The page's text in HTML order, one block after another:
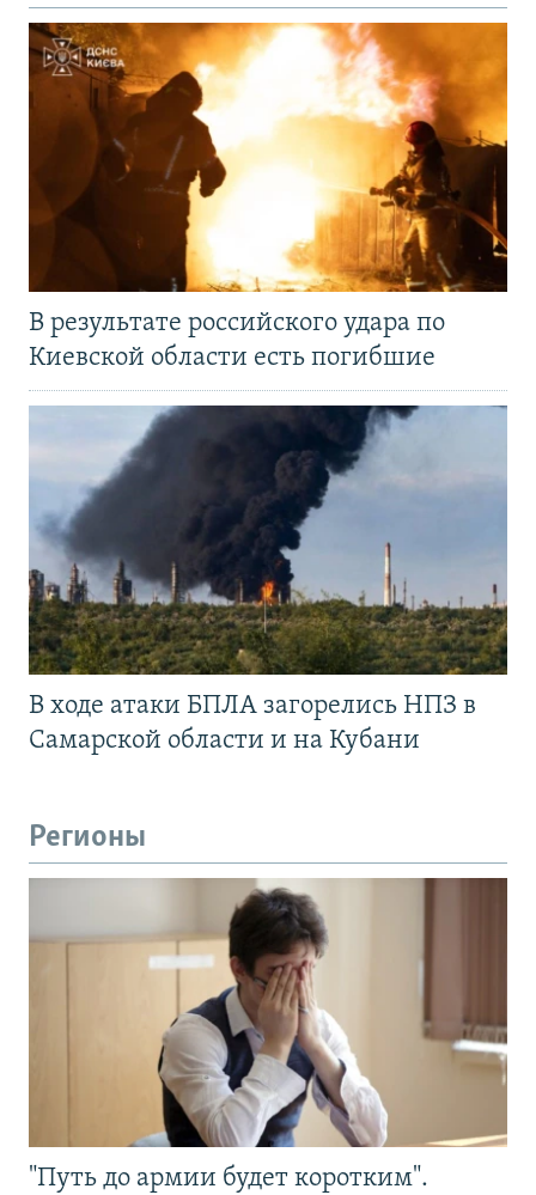
В результате российского удара по
Киевской области есть погибшие
В ходе атаки БПЛА загорелись НПЗ в
Самарской области и на Кубани
Регионы
"Путь до армии будет коротким".